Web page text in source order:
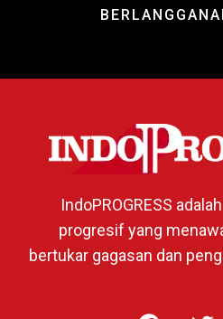
IndoPROGRESS
progresif yang
bertukar gagasan dan